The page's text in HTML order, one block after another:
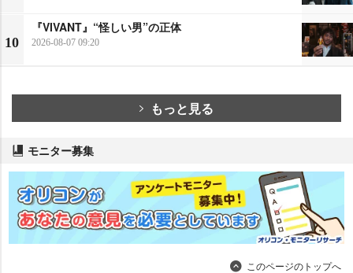
10
『VIVANT』“怪しい男”の正体
2026-08-07 09:20
もっと見る
モニター募集
このページのトップへ